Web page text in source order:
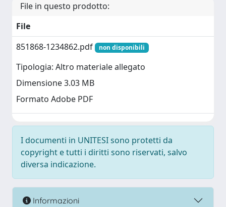
File in questo prodotto:
File
851868-1234862.pdf
non disponibili
Tipologia: Altro materiale allegato
Dimensione 3.03 MB
Formato Adobe PDF
I documenti in UNITESI sono protetti da
copyright e tutti i diritti sono riservati, salvo
diversa indicazione.
Informazioni